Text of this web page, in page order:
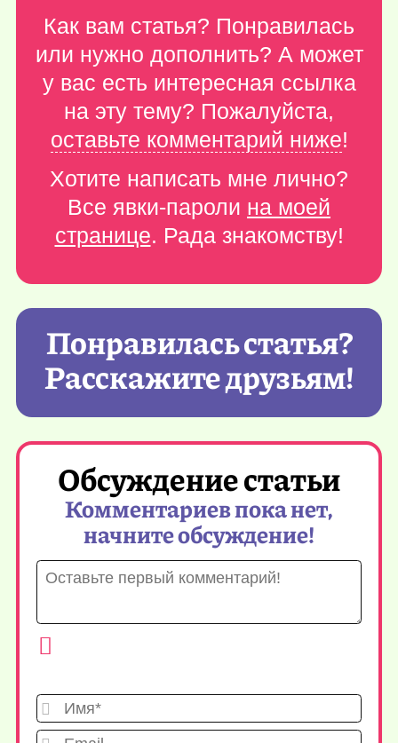
Как вам статья? Понравилась
или нужно дополнить? А может
у вас есть интересная ссылка
на эту тему? Пожалуйста,
оставьте комментарий ниже!
Хотите написать мне лично?
Все явки-пароли на моей
странице. Рада знакомству!
Понравилась статья?
Расскажите друзьям!
Обсуждение статьи
Комментариев пока нет,
начните обсуждение!
Имя*